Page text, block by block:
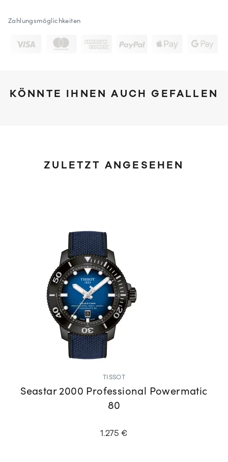
Zahlungsmöglichkeiten
KÖNNTE IHNEN AUCH GEFALLEN
ZULETZT ANGESEHEN
TISSOT
Seastar 2000 Professional Powermatic
80
1.275 €